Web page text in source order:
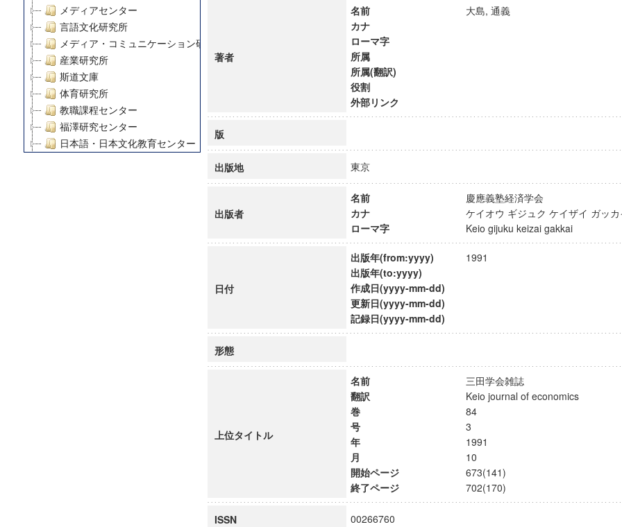
メディアセンター
言語文化研究所
メディア・コミュニケーション研究所
産業研究所
斯道文庫
体育研究所
教職課程センター
福澤研究センター
日本語・日本文化教育センター
グローバルリサーチインスティテュート
慶應義塾大学グローバルCOEプログラム市民社会ガバナンス教育研究センター
慶應義塾大学グローバルCOEプログラム論理と感性の先端的教育研究拠点
博士課程教育リーディングプログラム「超成熟社会発展のサイエンス」
著者
名前
大島, 通義
カナ
ローマ字
所属
所属(翻訳)
役割
外部リンク
版
出版地 東京
出版者
名前
慶應義塾経済学会
カナ
ケイオウ ギジュク ケイザイ ガ
ローマ字
Keio gijuku keizai gakkai
日付
出版年(from:yyyy)
1991
出版年(to:yyyy)
作成日(yyyy-mm-dd)
更新日(yyyy-mm-dd)
記録日(yyyy-mm-dd)
形態
上位タイトル
名前
三田学会雑誌
翻訳
Keio journal of economics
巻
84
号
3
年
1991
月
10
開始ページ
673(141)
終了ページ
702(170)
ISSN 00266760